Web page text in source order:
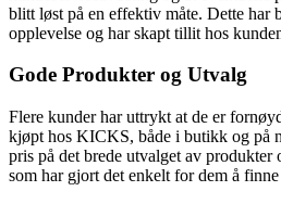
blitt løst på en effektiv måte. Dette har
opplevelse og har skapt tillit hos
Gode Produkter og Utvalg
Flere kunder har uttrykt at de er
kjøpt hos KICKS, både i butikk og på
pris på det brede utvalget av produkter
som har gjort det enkelt for dem å finne